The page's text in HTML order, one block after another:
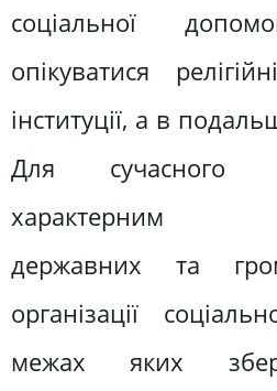
соціальної
опікуватися
інституції, а в
Для сучасного
характерним
державних та
організації
межах яких